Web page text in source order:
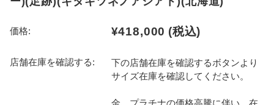
価格: ¥418,000 (税込)
店舗在庫を確認する:
下の店舗在庫を確認するボタンより
サイズ在庫を確認してください。